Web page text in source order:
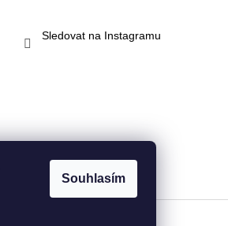
Souhlasím
Sledovat na Instagramu